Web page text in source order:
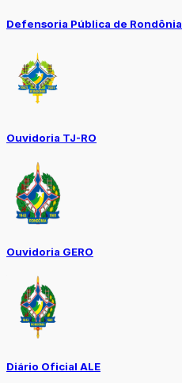
Defensoria Pública de Rondônia
Ouvidoria TJ-RO
Ouvidoria GERO
Diário Oficial ALE